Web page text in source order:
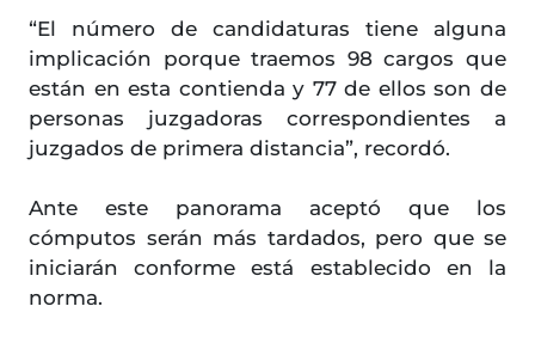
“El número de candidaturas tiene alguna
implicación porque traemos 98 cargos que
están en esta contienda y 77 de ellos son de
personas juzgadoras correspondientes a
juzgados de primera distancia”, recordó.
Ante este panorama aceptó que los
cómputos serán más tardados, pero que se
iniciarán conforme está establecido en la
norma.